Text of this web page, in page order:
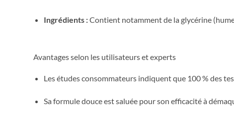
Ingrédients :Contient notamment de la glycérine
Avantages selon les utilisateurs et experts
Les études consommateurs indiquent que 100 % des
Sa formule douce est saluée pour son efficacité à